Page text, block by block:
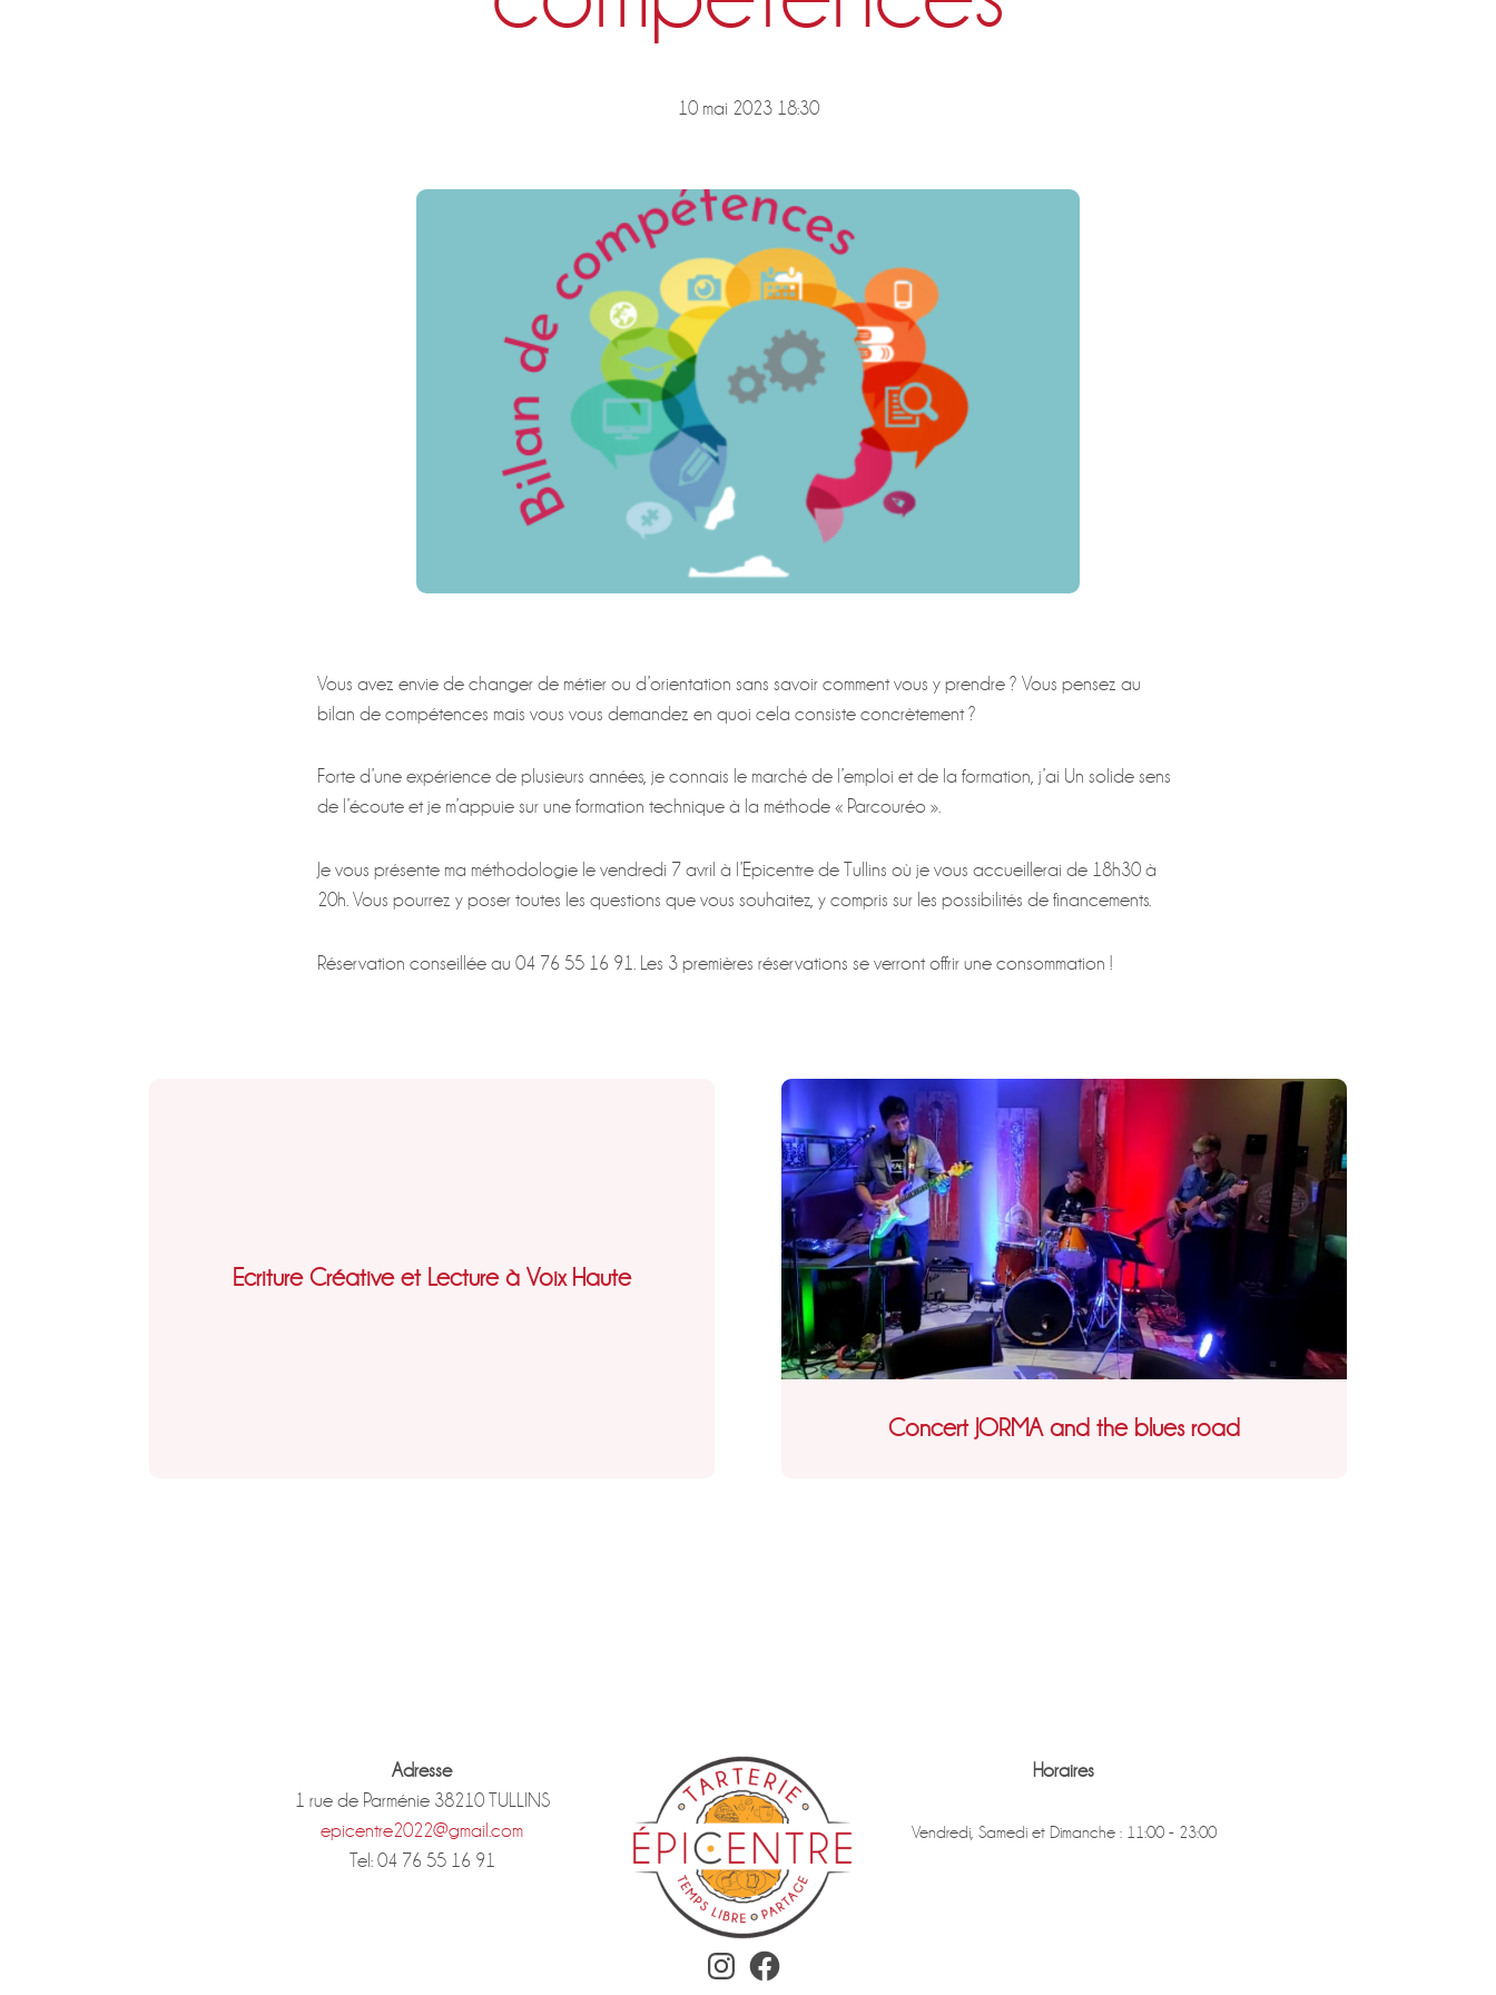
10 mai 2023 18:30
Vous avez envie de changer de métier ou d’orientation sans savoir comment vous y prendre ? Vous pensez au
bilan de compétences mais vous vous demandez en quoi cela consiste concrètement ?
Forte d’une expérience de plusieurs années, je connais le marché de l’emploi et de la formation, j’ai Un solide sens
de l’écoute et je m’appuie sur une formation technique à la méthode « Parcouréo ».
Je vous présente ma méthodologie le vendredi 7 avril à l’Epicentre de Tullins où je vous accueillerai de 18h30 à
20h. Vous pourrez y poser toutes les questions que vous souhaitez, y compris sur les possibilités de financements.
Réservation conseillée au 04 76 55 16 91. Les 3 premières réservations se verront offrir une consommation !
Ecriture Créative et Lecture à Voix Haute
Concert JORMA and the blues road
Adresse
1 rue de Parménie 38210 TULLINS
epicentre2022@gmail.com
Tel: 04 76 55 16 91
Instagram Facebook
Horaires
Vendredi, Samedi et Dimanche : 11:00 - 23:00